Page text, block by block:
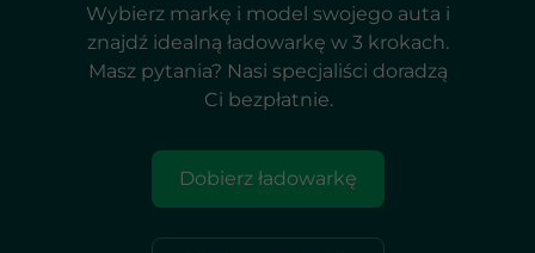
Dobierz ładowarkę
Wybierz markę i model swojego auta i
znajdź idealną ładowarkę w 3 krokach.
Masz pytania? Nasi specjaliści doradzą
Ci bezpłatnie.